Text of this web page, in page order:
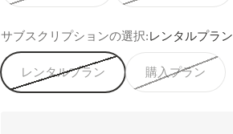
サブスクリプションの選択:レンタルプラン
レンタルプラン 購入プラン